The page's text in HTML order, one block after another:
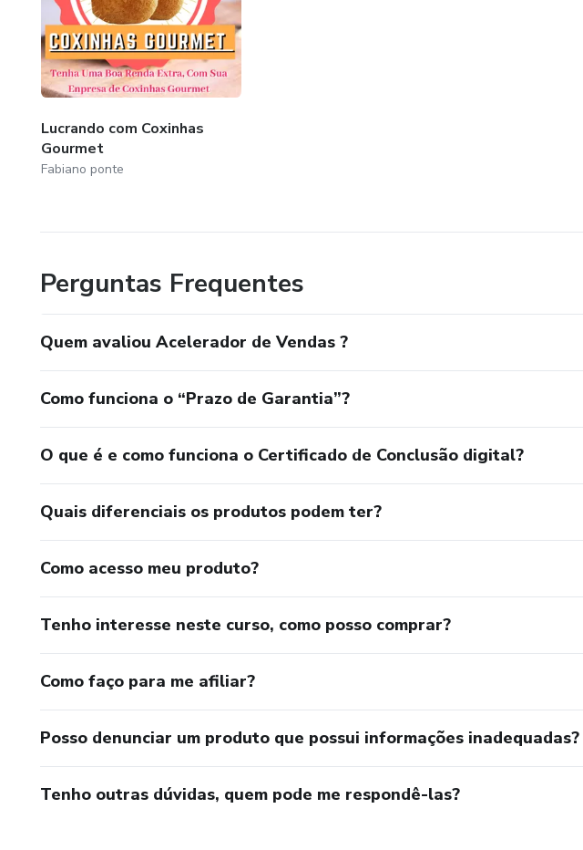
Lucrando com Coxinhas
Gourmet
Fabiano ponte
Perguntas Frequentes
Quem avaliou Acelerador de Vendas ?
Como funciona o “Prazo de Garantia”?
O que é e como funciona o Certificado de Conclusão digital?
Quais diferenciais os produtos podem ter?
Como acesso meu produto?
Tenho interesse neste curso, como posso comprar?
Como faço para me afiliar?
Posso denunciar um produto que possui informações inadequadas?
Tenho outras dúvidas, quem pode me respondê-las?